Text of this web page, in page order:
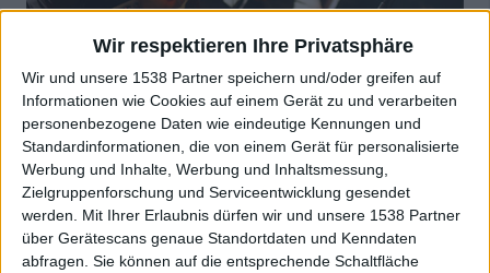
Wir respektieren Ihre Privatsphäre
Wir und unsere 1538 Partner speichern und/oder greifen auf
Informationen wie Cookies auf einem Gerät zu und verarbeiten
personenbezogene Daten wie eindeutige Kennungen und
Standardinformationen, die von einem Gerät für personalisierte
Werbung und Inhalte, Werbung und Inhaltsmessung,
Zielgruppenforschung und Serviceentwicklung gesendet
werden.
Mit Ihrer Erlaubnis dürfen wir und unsere 1538 Partner
über Gerätescans genaue Standortdaten und Kenndaten
abfragen. Sie können auf die entsprechende Schaltfläche
Zur Startseite
Maike